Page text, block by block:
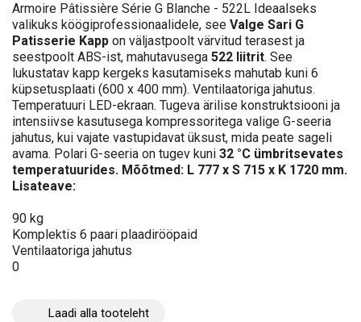
Armoire Pâtissière Série G Blanche - 522L Ideaalseks
valikuks köögiprofessionaalidele, see Valge Sari G
Patisserie Kapp on väljastpoolt värvitud terasest ja
seestpoolt ABS-ist, mahutavusega 522 liitrit. See
lukustatav kapp kergeks kasutamiseks mahutab kuni 6
küpsetusplaati (600 x 400 mm). Ventilaatoriga jahutus.
Temperatuuri LED-ekraan. Tugeva ärilise konstruktsiooni ja
intensiivse kasutusega kompressoritega valige G-seeria
jahutus, kui vajate vastupidavat üksust, mida peate sageli
avama. Polari G-seeria on tugev kuni 32 °C ümbritsevates
temperatuurides. Mõõtmed: L 777 x S 715 x K 1720 mm.
Lisateave:
90 kg
Komplektis 6 paari plaadirööpaid
Ventilaatoriga jahutus
0
Laadi alla tooteleht